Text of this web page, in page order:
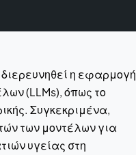
η εφαρμογή
(LLMs), όπως το
Συγκεκριμένα,
των μοντέλων για
υγείας στη